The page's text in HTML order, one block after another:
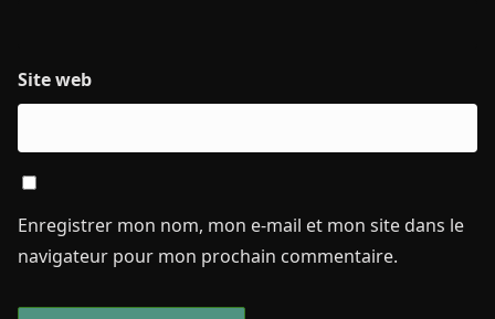
Site web
Enregistrer mon nom, mon e-mail et mon site dans le
navigateur pour mon prochain commentaire.